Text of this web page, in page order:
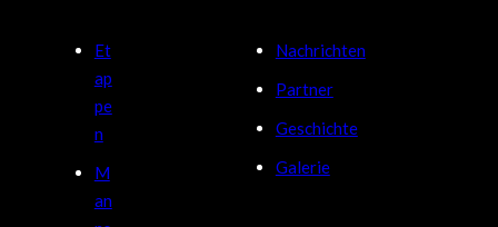
Et
ap
pe
n
M
an
Nachrichten
Partner
Geschichte
Galerie